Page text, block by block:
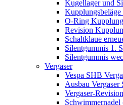
Kugellager und
Kupplungsbeläge
O-Ring
Revision
Schaltklaue
Silentgummis 1.
Silentgummis
Vergaser
Vespa SHB
Ausbau Vergaser
Vergaser-Revision
Schwimmernadel